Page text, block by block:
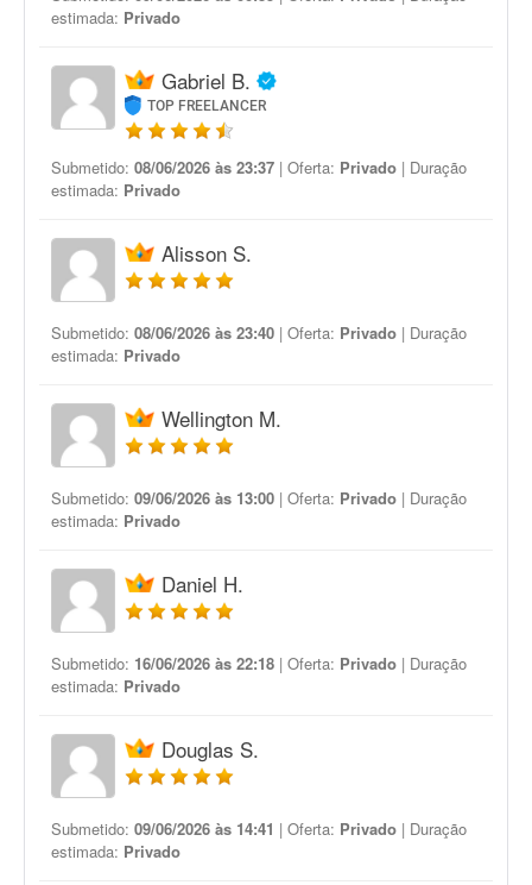
estimada: Privado
Gabriel B.
TOP FREELANCER
Submetido: 08/06/2026 às 23:37 | Oferta: Privado | Duração
estimada: Privado
Alisson S.
Submetido: 08/06/2026 às 23:40 | Oferta: Privado | Duração
estimada: Privado
Wellington M.
Submetido: 09/06/2026 às 13:00 | Oferta: Privado | Duração
estimada: Privado
Daniel H.
Submetido: 16/06/2026 às 22:18 | Oferta: Privado | Duração
estimada: Privado
Douglas S.
Submetido: 09/06/2026 às 14:41 | Oferta: Privado | Duração
estimada: Privado